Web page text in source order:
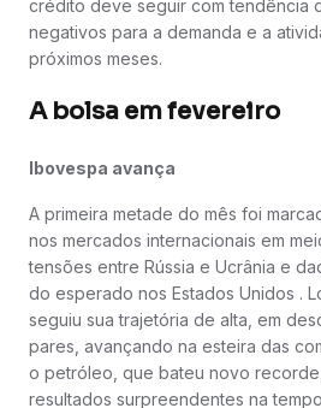
crédito deve seguir com tendência
negativos para a demanda e a
próximos meses.
A bolsa em fevereiro
Ibovespa avança
A primeira metade do mês foi
nos mercados internacionais em
tensões entre Rússia e Ucrânia e
do esperado nos Estados Unidos .
seguiu sua trajetória de alta, em
pares, avançando na esteira das
o petróleo, que bateu novo
resultados surpreendentes na